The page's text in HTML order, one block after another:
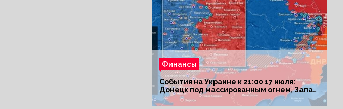
Финансы
События на Украине к 21:00 17 июля:
Донецк под массированным огнем, Запад
поставил Киеву ультиматум